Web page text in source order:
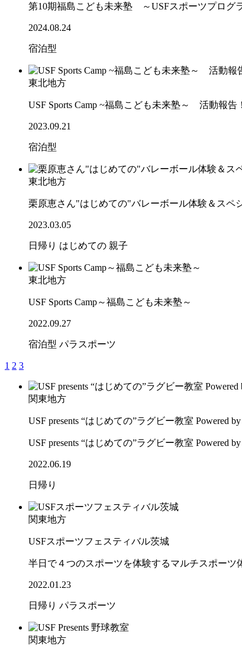
第10期福島こども未来塾 ～USFスポーツプログ
2024.08.24
宿泊型
東北地方
USF Sports Camp ~福島こども未来塾～ 活動報告！
2023.09.21
宿泊型
東北地方
栗原恵さん"はじめての"バレーボール体験＆スペ
2023.03.05
日帰り はじめての 親子
東北地方
USF Sports Camp～福島こども未来塾～
2022.09.27
宿泊型 パラスポーツ
1 2 3
関東地方
USF presents “はじめての”ラグビー教室 Powered
USF presents “はじめての”ラグビー教室 Powered
2022.06.19
日帰り
関東地方
USFスポーツフェスティバル茨城
半日で４つのスポーツを体験するマルチスポーツ
2022.01.23
日帰り パラスポーツ
関東地方